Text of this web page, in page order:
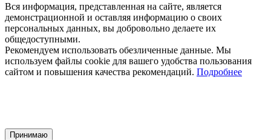
Вся информация, представленная на сайте, является
демонстрационной и оставляя информацию о своих
персональных данных, вы добровольно делаете их
общедоступными.
Рекомендуем использовать обезличенные данные. Мы
используем файлы cookie для вашего удобства пользования
сайтом и повышения качества рекомендаций. Подробнее
Принимаю